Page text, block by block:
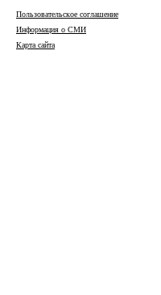
Пользовательское соглашение
Информация о СМИ
Карта сайта